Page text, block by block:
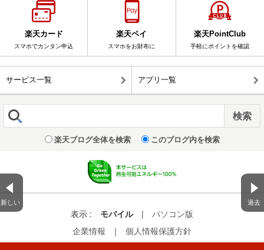
新しい 過去
楽天カード
スマホでカンタン申込
楽天ペイ
スマホをお財布に
楽天PointClub
手軽にポイントを確認
サービス一覧 アプリ一覧
楽天ブログ全体を検索 このブログ内を検索
表示 : モバイル |
パソコン版
企業情報
｜ 個人情報保護方針